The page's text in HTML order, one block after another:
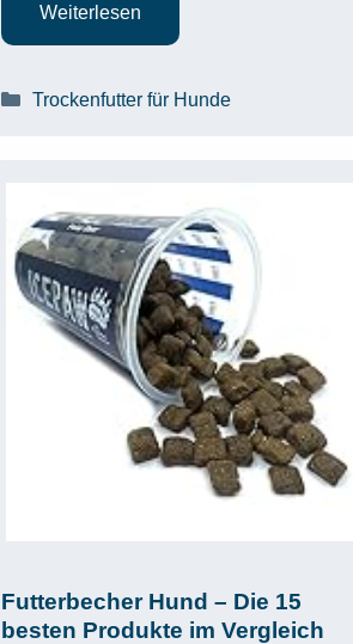
Weiterlesen
Kategorien
Trockenfutter für Hunde
Futterbecher Hund – Die 15
besten Produkte im Vergleich